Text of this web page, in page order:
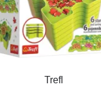
Trefl